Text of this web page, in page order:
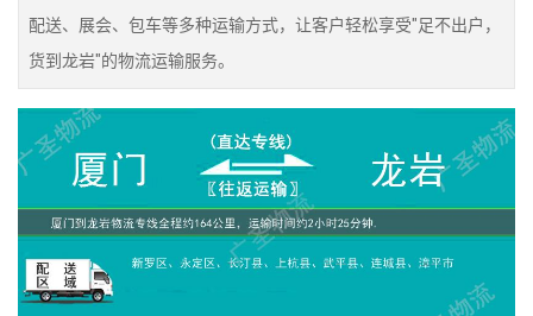
配送、展会、包车等多种运输方式，让客户轻松享受"足不出户，
货到龙岩"的物流运输服务。